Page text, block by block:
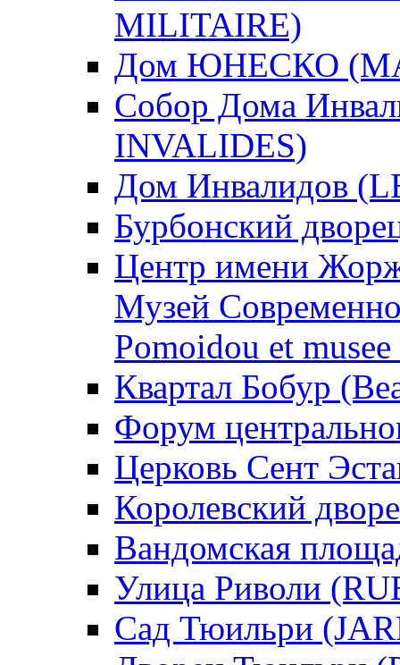
MILITAIRE)
Дом ЮНЕСКО
Собор Дома
INVALIDES)
Дом Инвалидов
Бурбонский
Центр имени
Музей
Pomoidou et
Квартал Бобур
Форум
Церковь Сент
Королевский
Вандомская
Улица Риволи
Сад Тюильри